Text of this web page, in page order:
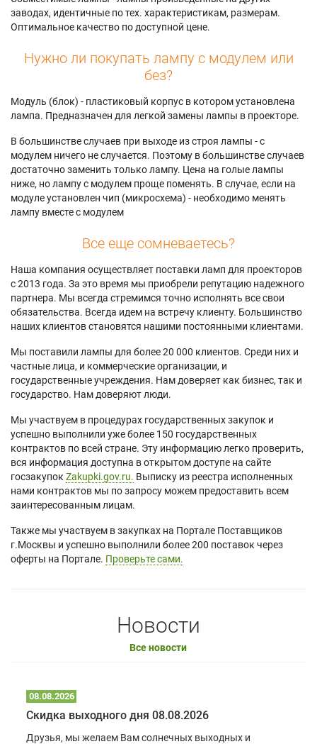
заводах, идентичные по тех. характеристикам, размерам.
Оптимальное качество по доступной цене.
Нужно ли покупать лампу с модулем или
без?
Модуль (блок) - пластиковый корпус в котором установлена
лампа. Предназначен для легкой замены лампы в проекторе.
В большинстве случаев при выходе из строя лампы - с
модулем ничего не случается. Поэтому в большинстве случаев
достаточно заменить только лампу. Цена на голые лампы
ниже, но лампу с модулем проще поменять. В случае, если на
модуле установлен чип (микросхема) - необходимо менять
лампу вместе с модулем
Все еще сомневаетесь?
Наша компания осуществляет поставки ламп для проекторов
с 2013 года. За это время мы приобрели репутацию надежного
партнера. Мы всегда стремимся точно исполнять все свои
обязательства. Всегда идем на встречу клиенту. Большинство
наших клиентов становятся нашими постоянными клиентами.
Мы поставили лампы для более 20 000 клиентов. Среди них и
частные лица, и коммерческие организации, и
государственные учреждения. Нам доверяет как бизнес, так и
государство. Нам доверяют люди.
Мы участвуем в процедурах государственных закупок и
успешно выполнили уже более 150 государственных
контрактов по всей стране. Эту информацию легко проверить,
вся информация доступна в открытом доступе на сайте
госзакупок Zakupki.gov.ru. Выписку из реестра исполненных
нами контрактов мы по запросу можем предоставить всем
заинтересованным лицам.
Также мы участвуем в закупках на Портале Поставщиков
г.Москвы и успешно выполнили более 200 поставок через
оферты на Портале. Проверьте сами.
Новости
Все новости
08.08.2026
Скидка выходного дня 08.08.2026
Друзья, мы желаем Вам солнечных выходных и